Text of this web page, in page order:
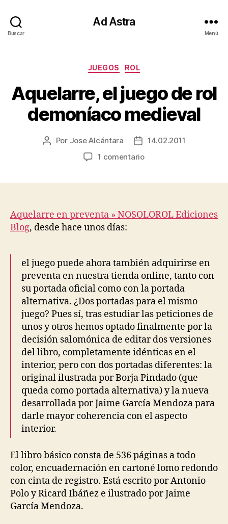
Buscar
Ad Astra
Menú
Categorías
JUEGOS ROL
Aquelarre, el juego de rol
demoníaco medieval
Autor
Por Jose Alcántara
Fecha
de
14.02.2011
1 comentarioen
rol
Aquelarre en preventa » NOSOLOROL Ediciones
Blog, desde hace unos días:
el juego puede ahora también adquirirse en
preventa en nuestra tienda online, tanto con
su portada oficial como con la portada
alternativa. ¿Dos portadas para el mismo
juego? Pues sí, tras estudiar las peticiones de
unos y otros hemos optado finalmente por la
decisión salomónica de editar dos versiones
del libro, completamente idénticas en el
interior, pero con dos portadas diferentes: la
original ilustrada por Borja Pindado (que
queda como portada alternativa) y la nueva
desarrollada por Jaime García Mendoza para
darle mayor coherencia con el aspecto
interior.
El libro básico consta de 536 páginas a todo
color, encuadernación en cartoné lomo redondo
con cinta de registro. Está escrito por Antonio
Polo y Ricard Ibáñez e ilustrado por Jaime
García Mendoza.